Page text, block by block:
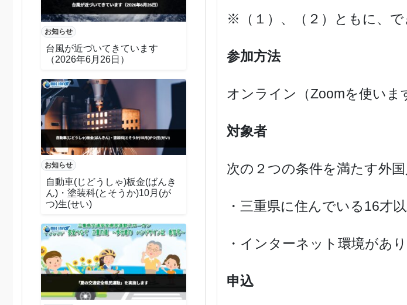
お知らせ
台風が近づいてきています
（2026年6月26日）
お知らせ
自動車(じどうしゃ)板金(ばんき
ん)・塗装科(とそうか)10月(が
つ)生(せい)
※（１）、（２）ともに、で
参加方法
オンライン（Zoomを使いま
対象者
次の２つの条件を満たす外
・三重県に住んでいる16才
・インターネット環境があ
申込